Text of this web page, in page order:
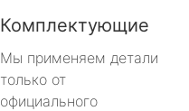
Комплектующие
Мы применяем детали
только от
официального